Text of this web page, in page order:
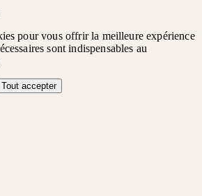
pour vous offrir la meilleure expérience
sont indispensables au
Tout accepter